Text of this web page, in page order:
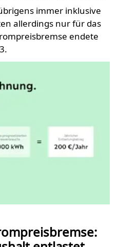
immer inklusive
allerdings nur für das
endete